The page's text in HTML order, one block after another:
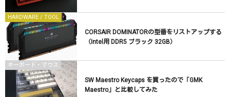
HARDWARE / TOOL
CORSAIR DOMINATORの型番をリストアップする
（Intel用 DDR5 ブラック 32GB）
キーボード・マウス
SW Maestro Keycaps を買ったので「GMK
Maestro」と比較してみた